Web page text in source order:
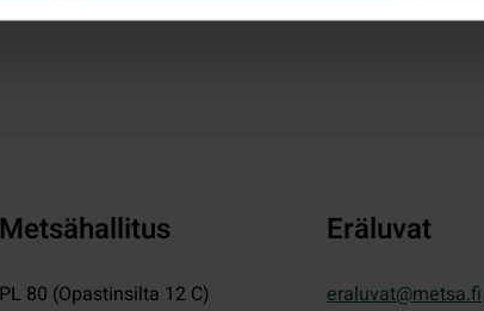
Metsähallitus
PL 80 (Opastinsilta 12 C)
Eräluvat
eraluvat@metsa.fi